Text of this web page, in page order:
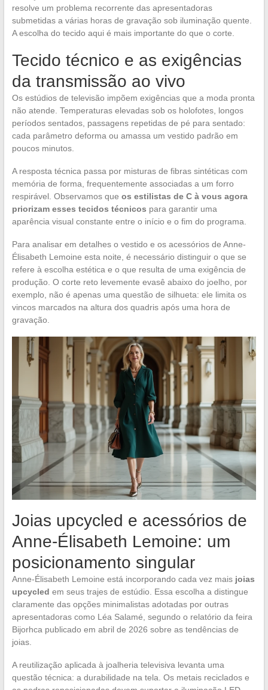
resolve um problema recorrente das apresentadoras
submetidas a várias horas de gravação sob iluminação quente.
A escolha do tecido aqui é mais importante do que o corte.
Tecido técnico e as exigências
da transmissão ao vivo
Os estúdios de televisão impõem exigências que a moda pronta
não atende. Temperaturas elevadas sob os holofotes, longos
períodos sentados, passagens repetidas de pé para sentado:
cada parâmetro deforma ou amassa um vestido padrão em
poucos minutos.
A resposta técnica passa por misturas de fibras sintéticas com
memória de forma, frequentemente associadas a um forro
respirável. Observamos que os estilistas de C à vous agora
priorizam esses tecidos técnicos para garantir uma
aparência visual constante entre o início e o fim do programa.
Para analisar em detalhes o vestido e os acessórios de Anne-
Élisabeth Lemoine esta noite, é necessário distinguir o que se
refere à escolha estética e o que resulta de uma exigência de
produção. O corte reto levemente evasê abaixo do joelho, por
exemplo, não é apenas uma questão de silhueta: ele limita os
vincos marcados na altura dos quadris após uma hora de
gravação.
Joias upcycled e acessórios de
Anne-Élisabeth Lemoine: um
posicionamento singular
Anne-Élisabeth Lemoine está incorporando cada vez mais joias
upcycled em seus trajes de estúdio. Essa escolha a distingue
claramente das opções minimalistas adotadas por outras
apresentadoras como Léa Salamé, segundo o relatório da feira
Bijorhca publicado em abril de 2026 sobre as tendências de
joias.
A reutilização aplicada à joalheria televisiva levanta uma
questão técnica: a durabilidade na tela. Os metais reciclados e